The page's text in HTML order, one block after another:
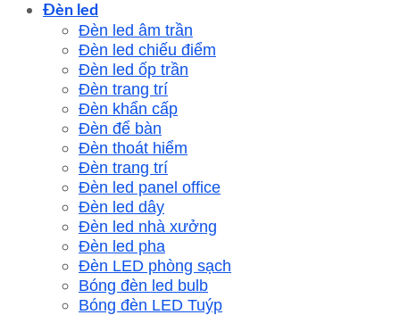
Đèn led
Đèn led âm trần
Đèn led chiếu điểm
Đèn led ốp trần
Đèn trang trí
Đèn khẩn cấp
Đèn để bàn
Đèn thoát hiểm
Đèn trang trí
Đèn led panel office
Đèn led dây
Đèn led nhà xưởng
Đèn led pha
Đèn LED phòng sạch
Bóng đèn led bulb
Bóng đèn LED Tuýp